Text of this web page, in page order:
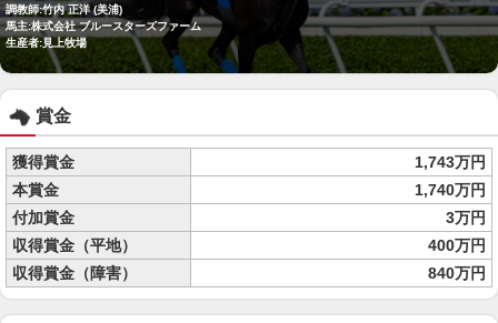
調教師:竹内 正洋 (美浦)
馬主:株式会社 ブルースターズファーム
生産者:見上牧場
賞金
獲得賞金
1,743万円
本賞金
1,740万円
付加賞金
3万円
収得賞金（平地）
400万円
収得賞金（障害）
840万円